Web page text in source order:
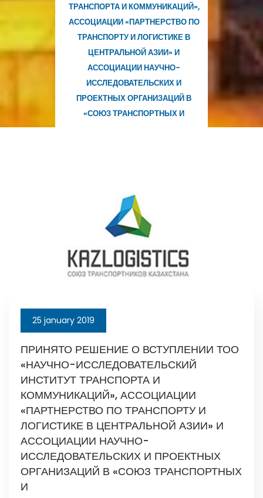
Организаций В «Союз
Транспортных И
ТРАНСПОРТА И КОММУНИКАЦИЙ»,
АССОЦИАЦИИ «ПАРТНЕРСТВО ПО
ТРАНСПОРТУ И ЛОГИСТИКЕ В
ЦЕНТРАЛЬНОЙ АЗИИ» И
АССОЦИАЦИИ НАУЧНО-
ИССЛЕДОВАТЕЛЬСКИХ И
ПРОЕКТНЫХ ОРГАНИЗАЦИЙ В
«СОЮЗ ТРАНСПОРТНЫХ И
25 january 2019
ПРИНЯТО РЕШЕНИЕ О ВСТУПЛЕНИИ ТОО
«НАУЧНО-ИССЛЕДОВАТЕЛЬСКИЙ
ИНСТИТУТ ТРАНСПОРТА И
КОММУНИКАЦИЙ», АССОЦИАЦИИ
«ПАРТНЕРСТВО ПО ТРАНСПОРТУ И
ЛОГИСТИКЕ В ЦЕНТРАЛЬНОЙ АЗИИ» И
АССОЦИАЦИИ НАУЧНО-
ИССЛЕДОВАТЕЛЬСКИХ И ПРОЕКТНЫХ
ОРГАНИЗАЦИЙ В «СОЮЗ ТРАНСПОРТНЫХ
И